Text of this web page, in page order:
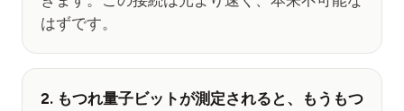
はずです。
2. もつれ量子ビットが測定されると、もうもつ